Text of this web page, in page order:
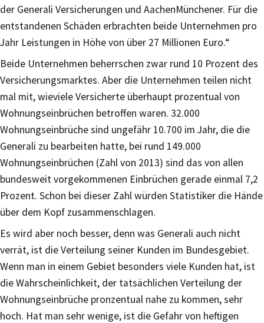
der Generali Versicherungen und AachenMünchener. Für die
entstandenen Schäden erbrachten beide Unternehmen pro
Jahr Leistungen in Höhe von über 27 Millionen Euro.“
Beide Unternehmen beherrschen zwar rund 10 Prozent des
Versicherungsmarktes. Aber die Unternehmen teilen nicht
mal mit, wieviele Versicherte überhaupt prozentual von
Wohnungseinbrüchen betroffen waren. 32.000
Wohnungseinbrüche sind ungefähr 10.700 im Jahr, die die
Generali zu bearbeiten hatte, bei rund 149.000
Wohnungseinbrüchen (Zahl von 2013) sind das von allen
bundesweit vorgekommenen Einbrüchen gerade einmal 7,2
Prozent. Schon bei dieser Zahl würden Statistiker die Hände
über dem Kopf zusammenschlagen.
Es wird aber noch besser, denn was Generali auch nicht
verrät, ist die Verteilung seiner Kunden im Bundesgebiet.
Wenn man in einem Gebiet besonders viele Kunden hat, ist
die Wahrscheinlichkeit, der tatsächlichen Verteilung der
Wohnungseinbrüche pronzentual nahe zu kommen, sehr
hoch. Hat man sehr wenige, ist die Gefahr von heftigen